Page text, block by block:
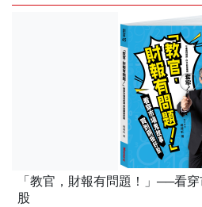
「教官，財報有問題！」──看
股